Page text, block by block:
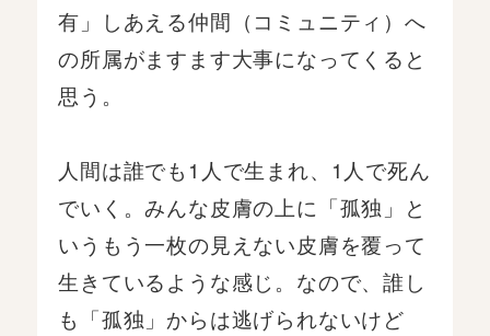
有」しあえる仲間（コミュニティ）へ
の所属がますます大事になってくると
思う。
人間は誰でも1人で生まれ、1人で死ん
でいく。みんな皮膚の上に「孤独」と
いうもう一枚の見えない皮膚を覆って
生きているような感じ。なので、誰し
も「孤独」からは逃げられないけど